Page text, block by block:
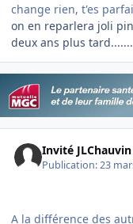
change rien, t'es
on en reparlera joli
deux ans plus
Invité JLChauvin
Publication:23
A la différence des